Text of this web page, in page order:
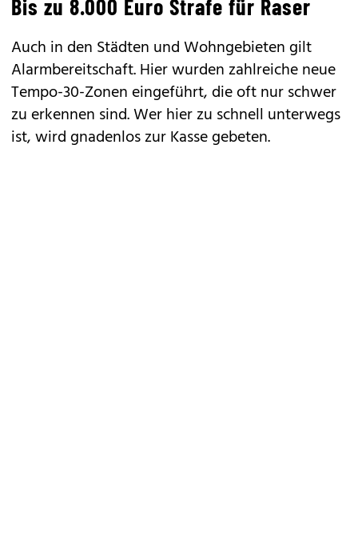
Bis zu 8.000 Euro Strafe für Raser
Auch in den Städten und Wohngebieten gilt
Alarmbereitschaft. Hier wurden zahlreiche neue
Tempo-30-Zonen eingeführt, die oft nur schwer
zu erkennen sind. Wer hier zu schnell unterwegs
ist, wird gnadenlos zur Kasse gebeten.